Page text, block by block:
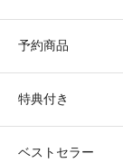
■ 7/30【予約開始
Christmas (Dub
Christmas (Baby
■ 7/30
IMAGE
(180gPinkVinyl)
予約商品
特典付き
ベストセラー